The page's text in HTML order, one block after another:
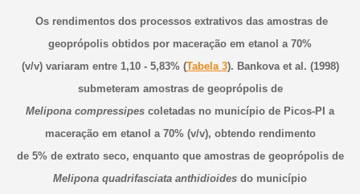
Os rendimentos dos processos extrativos das amostras de
geoprópolis obtidos por maceração em etanol a 70%
(v/v) variaram entre 1,10 - 5,83% (Tabela 3). Bankova et al. (1998)
submeteram amostras de geoprópolis de
Melipona compressipes coletadas no município de Picos-PI a
maceração em etanol a 70% (v/v), obtendo rendimento
de 5% de extrato seco, enquanto que amostras de geoprópolis de
Melipona quadrifasciata anthidioides do município